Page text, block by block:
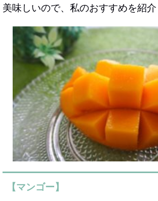
美味しいので、私のおすすめを紹介
【マンゴー】